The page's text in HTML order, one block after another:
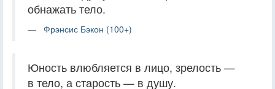
обнажать тело.
Фрэнсис Бэкон (100+)
Юность влюбляется в лицо, зрелость —
в тело, а старость — в душу.